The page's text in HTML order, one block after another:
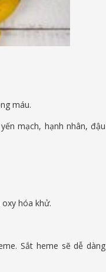
máu.
mạch, hạnh nhân, đậu
hóa khử.
Sắt heme sẽ dễ dàng